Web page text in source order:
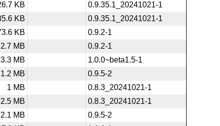
KB
0.9.35.1_20241021-1
KB
0.9.35.1_20241021-1
KB
0.9.2-1
2.7 MB
0.9.2-1
3.3 MB
1.0.0~beta1.5-1
1.2 MB
0.9.5-2
1 MB
0.8.3_20241021-1
2.5 MB
0.8.3_20241021-1
2.1 MB
0.9.5-2